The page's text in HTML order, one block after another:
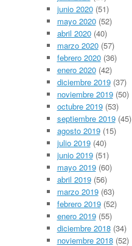
junio 2020(51)
mayo 2020(52)
abril 2020(40)
marzo 2020(57)
febrero 2020(36)
enero 2020(42)
diciembre 2019(37)
noviembre 2019(50)
octubre 2019(53)
septiembre 2019(45)
agosto 2019(15)
julio 2019(40)
junio 2019(51)
mayo 2019(60)
abril 2019(56)
marzo 2019(63)
febrero 2019(52)
enero 2019(55)
diciembre 2018(34)
noviembre 2018(52)